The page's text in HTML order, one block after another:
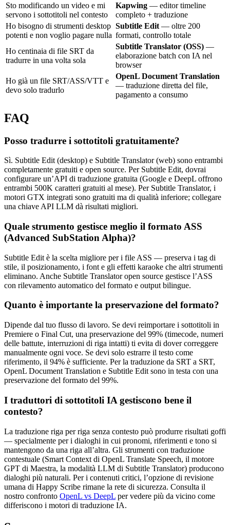
Sto modificando un video e mi
servono i sottotitoli nel contesto
Kapwing — editor timeline
completo + traduzione
Ho bisogno di strumenti desktop
potenti e non voglio pagare nulla
Subtitle Edit — oltre 200
formati, controllo totale
Ho centinaia di file SRT da
tradurre in una volta sola
Subtitle Translator (OSS) —
elaborazione batch con IA nel
browser
Ho già un file SRT/ASS/VTT e
devo solo tradurlo
OpenL Document Translation
— traduzione diretta del file,
pagamento a consumo
FAQ
Posso tradurre i sottotitoli gratuitamente?
Sì. Subtitle Edit (desktop) e Subtitle Translator (web) sono entrambi
completamente gratuiti e open source. Per Subtitle Edit, dovrai
configurare un’API di traduzione gratuita (Google e DeepL offrono
entrambi 500K caratteri gratuiti al mese). Per Subtitle Translator, i
motori GTX integrati sono gratuiti ma di qualità inferiore; collegare
una chiave API LLM dà risultati migliori.
Quale strumento gestisce meglio il formato ASS
(Advanced SubStation Alpha)?
Subtitle Edit è la scelta migliore per i file ASS — preserva i tag di
stile, il posizionamento, i font e gli effetti karaoke che altri strumenti
eliminano. Anche Subtitle Translator open source gestisce l’ASS
con rilevamento automatico del formato e output bilingue.
Quanto è importante la preservazione del formato?
Dipende dal tuo flusso di lavoro. Se devi reimportare i sottotitoli in
Premiere o Final Cut, una preservazione del 99% (timecode, numeri
delle battute, interruzioni di riga intatti) ti evita di dover correggere
manualmente ogni voce. Se devi solo estrarre il testo come
riferimento, il 94% è sufficiente. Per la traduzione da SRT a SRT,
OpenL Document Translation e Subtitle Edit sono in testa con una
preservazione del formato del 99%.
I traduttori di sottotitoli IA gestiscono bene il
contesto?
La traduzione riga per riga senza contesto può produrre risultati goffi
— specialmente per i dialoghi in cui pronomi, riferimenti e tono si
mantengono da una riga all’altra. Gli strumenti con traduzione
contestuale (Smart Context di OpenL Translate Speech, il motore
GPT di Maestra, la modalità LLM di Subtitle Translator) producono
dialoghi più naturali. Per i contenuti critici, l’opzione di revisione
umana di Happy Scribe rimane la rete di sicurezza. Consulta il
nostro confronto OpenL vs DeepL per vedere più da vicino come
differiscono i motori di traduzione IA.